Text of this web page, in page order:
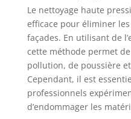
Le nettoyage haute
efficace pour éliminer
façades. En utilisant de
cette méthode permet
pollution, de poussière
Cependant, il est
professionnels
d’endommager les